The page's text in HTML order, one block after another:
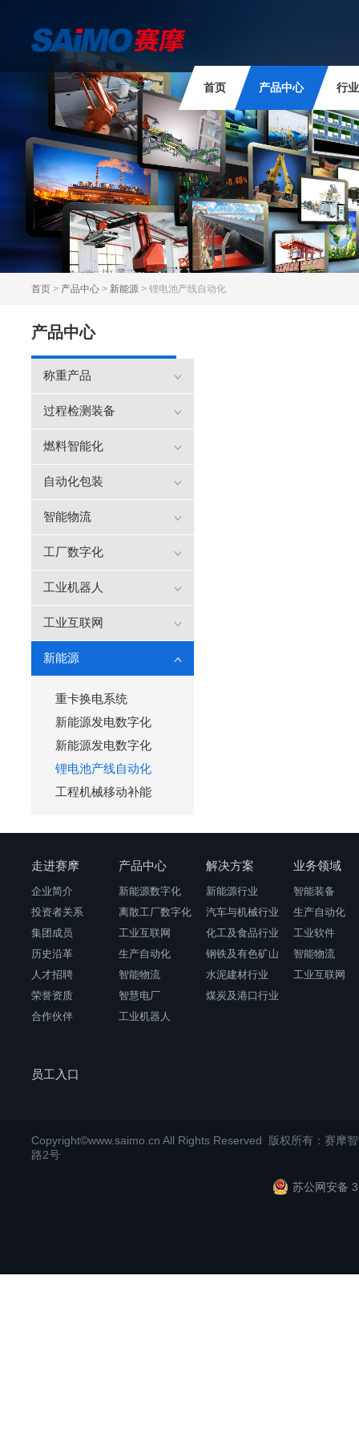
行
产品中心
首页
首页 > 产品中心 > 新能源 > 锂电池产线自动化
产品中心
称重产品
过程检测装备
燃料智能化
自动化包装
智能物流
工厂数字化
工业机器人
工业互联网
新能源
重卡换电系统
新能源发电数字化
新能源发电数字化
锂电池产线自动化
工程机械移动补能
走进赛摩
企业简介
投资者关系
集团成员
历史沿革
人才招聘
荣誉资质
合作伙伴
产品中心
新能源数字化
离散工厂数字化
工业互联网
生产自动化
智能物流
智慧电厂
工业机器人
解决方案
新能源行业
汽车与机械行业
化工及食品行业
钢铁及有色矿山
水泥建材行业
煤炭及港口行业
业务领域
智能装备
生产自动化
工业软件
智能物流
工业互联网
员工入口
Copyright©www.saimo.cn All Rights Reserved 版权所有：赛摩
路2号
苏公网安备